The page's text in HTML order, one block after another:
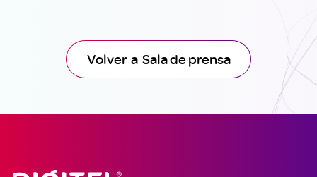
Volver a Sala de prensa